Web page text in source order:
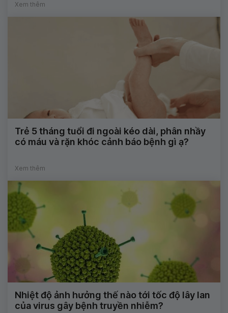
Xem thêm
Trẻ 5 tháng tuổi đi ngoài kéo dài, phân nhầy
có máu và rặn khóc cảnh báo bệnh gì ạ?
Xem thêm
Nhiệt độ ảnh hưởng thế nào tới tốc độ lây lan
của virus gây bệnh truyền nhiễm?